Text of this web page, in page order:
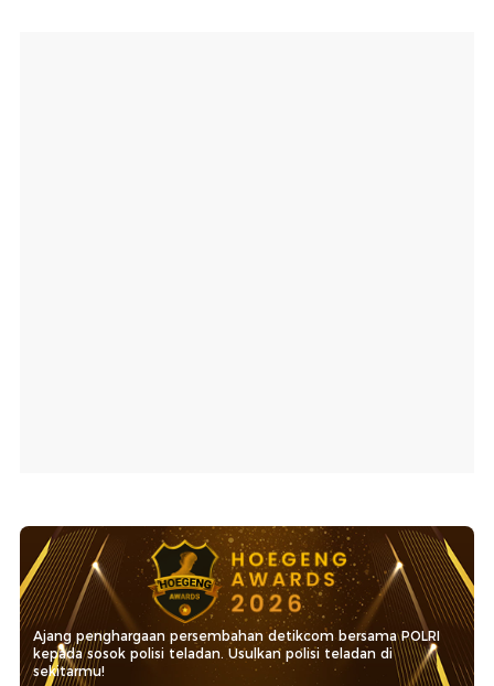
Ajang penghargaan persembahan detikcom bersama POLRI
kepada sosok polisi teladan. Usulkan polisi teladan di
sekitarmu!